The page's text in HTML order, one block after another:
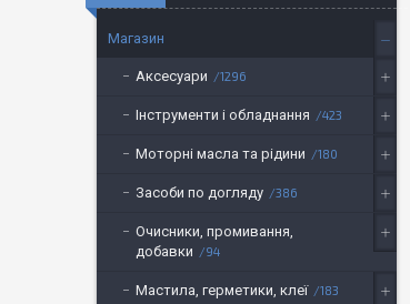
Магазин
Аксесуари 1296
Інструменти і обладнання 423
Моторні масла та рідини 180
Засоби по догляду 386
Очисники, промивання,
добавки
94
Мастила, герметики, клеї 183